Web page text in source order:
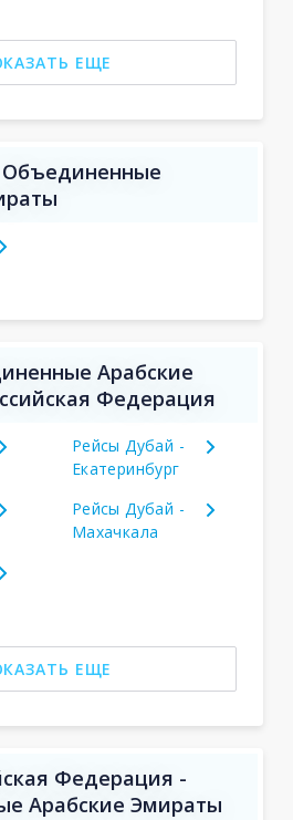
ЕЩЕ
Арабские
Федерация
Рейсы Дубай -
Екатеринбург
Рейсы Дубай -
Махачкала
ЕЩЕ
Федерация -
Арабские Эмираты